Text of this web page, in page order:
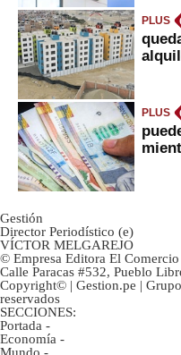
PLUS
PLUS
Gestión
Director Periodístico (e)
VÍCTOR MELGAREJO
© Empresa Editora El
Calle Paracas #532, Pueblo
Copyright© | Gestion.pe |
reservados
SECCIONES:
Portada -
Economía -